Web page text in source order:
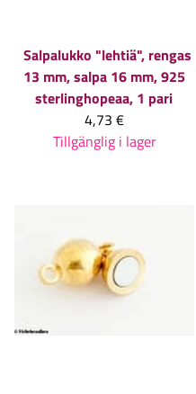
Salpalukko "lehtiä", rengas
13 mm, salpa 16 mm, 925
sterlinghopeaa, 1 pari
4,73 €
Tillgänglig i lager